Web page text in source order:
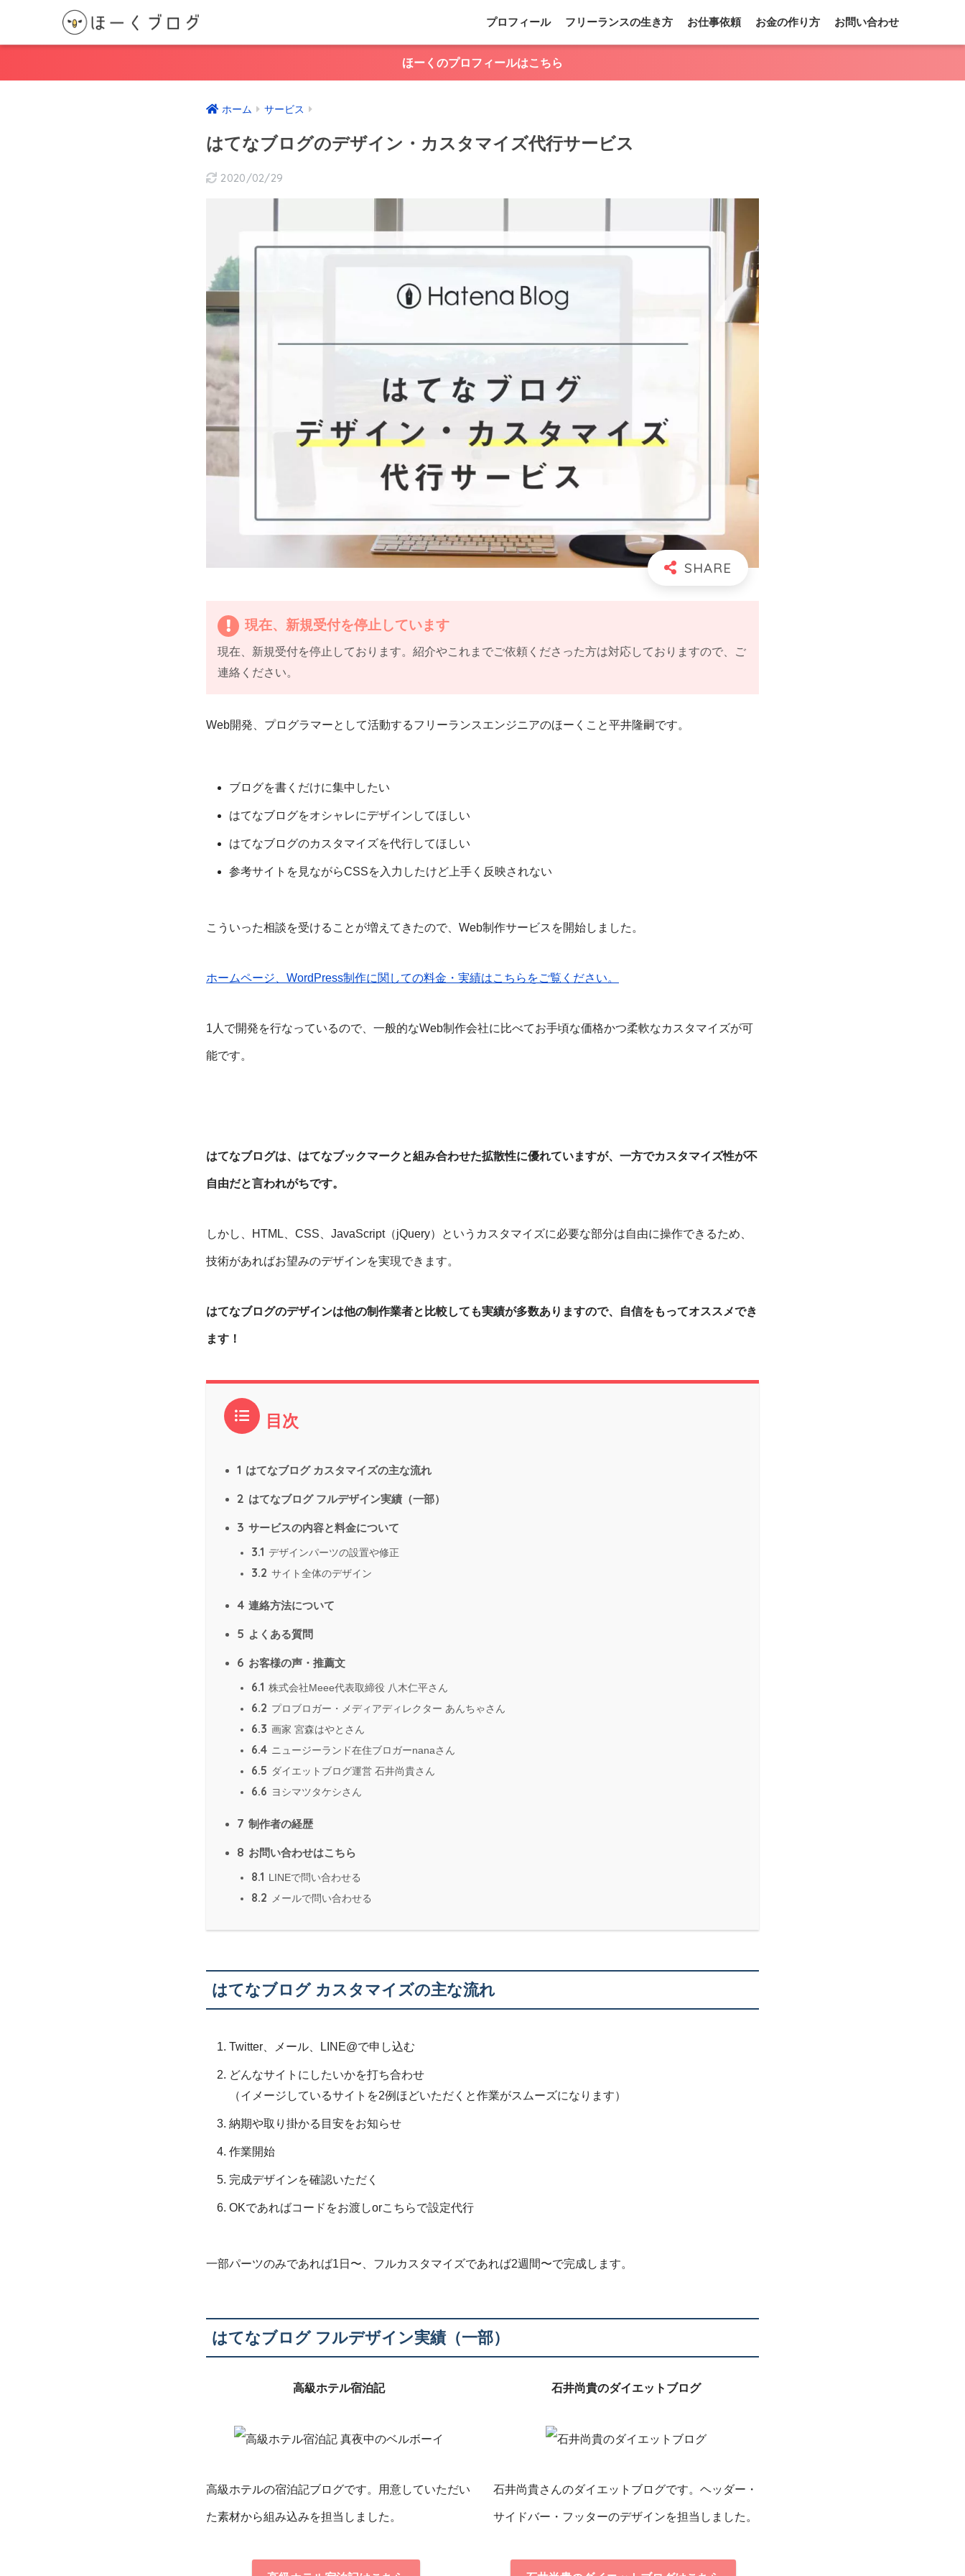
プロフィール フリーランスの生き方 お仕事依頼 お金の作り方 お問い合わせ
ほーくのプロフィールはこちら
ホーム サービス
はてなブログのデザイン・カスタマイズ代行サービス
2020/02/29
現在、新規受付を停止しています
現在、新規受付を停止しております。紹介やこれまでご依頼くださった方は対応しておりますので、ご
連絡ください。
Web開発、プログラマーとして活動するフリーランスエンジニアのほーくこと平井隆嗣です。
ブログを書くだけに集中したい
はてなブログをオシャレにデザインしてほしい
はてなブログのカスタマイズを代行してほしい
参考サイトを見ながらCSSを入力したけど上手く反映されない
こういった相談を受けることが増えてきたので、Web制作サービスを開始しました。
ホームページ、WordPress制作に関しての料金・実績はこちらをご覧ください。
1人で開発を行なっているので、一般的なWeb制作会社に比べてお手頃な価格かつ柔軟なカスタマイズが可
能です。
はてなブログは、はてなブックマークと組み合わせた拡散性に優れていますが、一方でカスタマイズ性が不
自由だと言われがちです。
しかし、HTML、CSS、JavaScript（jQuery）というカスタマイズに必要な部分は自由に操作できるため、
技術があればお望みのデザインを実現できます。
はてなブログのデザインは他の制作業者と比較しても実績が多数ありますので、自信をもってオススメでき
ます！
目次
1 はてなブログ カスタマイズの主な流れ
2 はてなブログ フルデザイン実績（一部）
3 サービスの内容と料金について
3.1 デザインパーツの設置や修正
3.2 サイト全体のデザイン
4 連絡方法について
5 よくある質問
6 お客様の声・推薦文
6.1 株式会社Meee代表取締役 八木仁平さん
6.2 プロブロガー・メディアディレクター あんちゃさん
6.3 画家 宮森はやとさん
6.4 ニュージーランド在住ブロガーnanaさん
6.5 ダイエットブログ運営 石井尚貴さん
6.6 ヨシマツタケシさん
7 制作者の経歴
8 お問い合わせはこちら
8.1 LINEで問い合わせる
8.2 メールで問い合わせる
はてなブログ カスタマイズの主な流れ
Twitter、メール、LINE@で申し込む
どんなサイトにしたいかを打ち合わせ
（イメージしているサイトを2例ほどいただくと作業がスムーズになります）
納期や取り掛かる目安をお知らせ
作業開始
完成デザインを確認いただく
OKであればコードをお渡しorこちらで設定代行
一部パーツのみであれば1日〜、フルカスタマイズであれば2週間〜で完成します。
はてなブログ フルデザイン実績（一部）
高級ホテル宿泊記
高級ホテルの宿泊記ブログです。用意していただい
た素材から組み込みを担当しました。
石井尚貴のダイエットブログ
石井尚貴さんのダイエットブログです。ヘッダー・
サイドバー・フッターのデザインを担当しました。